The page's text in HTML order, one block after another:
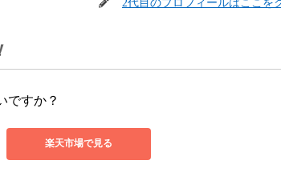
2代目のプロフィールはここを
ですか？
楽天市場で見る